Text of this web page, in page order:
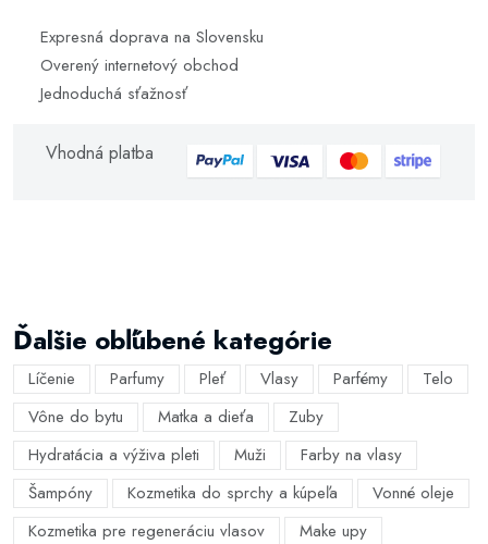
Expresná doprava na Slovensku
Overený internetový obchod
Jednoduchá sťažnosť
Vhodná platba
Ďalšie obľúbené kategórie
Líčenie Parfumy Pleť Vlasy Parfémy
Telo
Vône do bytu
Matka a dieťa
Zuby
Hydratácia a výživa pleti
Muži
Farby na vlasy
Šampóny
Kozmetika do sprchy a kúpeľa
Vonné oleje
Kozmetika pre regeneráciu vlasov
Make upy